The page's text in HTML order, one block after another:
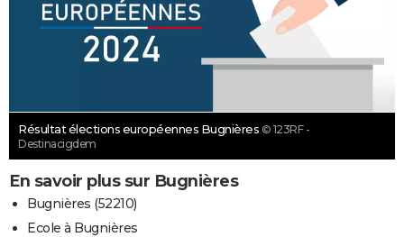
Résultat élections européennes Bugnières © 123RF -
Destinacigdem
En savoir plus sur Bugnières
Bugnières (52210)
Ecole à Bugnières